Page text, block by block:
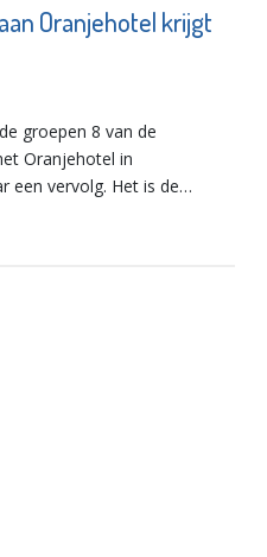
Oranjehotel krijgt
groepen 8 van de
Oranjehotel in
een vervolg. Het is de